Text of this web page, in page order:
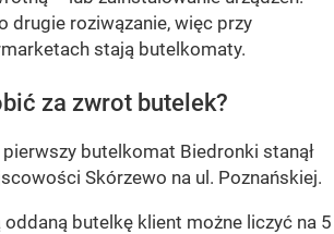
drugie roziwązanie, więc przy
stają butelkomaty.
za zwrot butelek?
butelkomat Biedronki stanął
Skórzewo na ul. Poznańskiej.
oddaną butelkę klient możne liczyć na 5